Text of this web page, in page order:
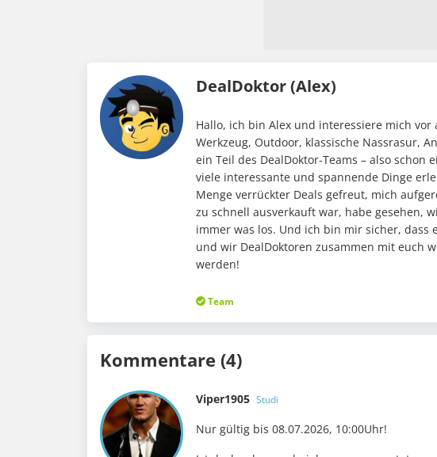
DealDoktor (Alex)
Hallo, ich bin Alex und interessiere mich vor
Werkzeug, Outdoor, klassische Nassrasur,
ein Teil des DealDoktor-Teams – also schon
viele interessante und spannende Dinge
Menge verrückter Deals gefreut, mich
zu schnell ausverkauft war, habe gesehen,
immer was los. Und ich bin mir sicher,
und wir DealDoktoren zusammen mit euch
werden!
Team
Kommentare (4)
Viper1905 Studi
Nur gültig bis 08.07.2026, 10:00Uhr!